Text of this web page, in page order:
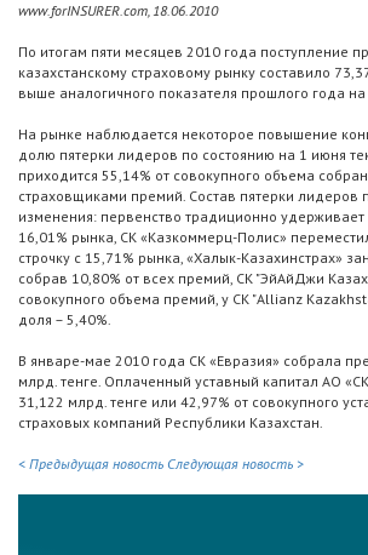
www.forINSURER.com, 18.06.2010
По итогам пяти месяцев 2010 года поступление
казахстанскому страховому рынку составило
выше аналогичного показателя прошлого года на
На рынке наблюдается некоторое повышение
долю пятерки лидеров по состоянию на 1 июня
приходится 55,14% от совокупного объема
страховщиками премий. Состав пятерки лидеров
изменения: первенство традиционно удерживает
16,01% рынка, СК «Казкоммерц-Полис»
строчку с 15,71% рынка, «Халык-Казахинстрах»
собрав 10,80% от всех премий, СК "ЭйАйДжи
совокупного объема премий, у СК "Allianz
доля – 5,40%.
В январе-мае 2010 года СК «Евразия» собрала
млрд. тенге. Оплаченный уставный капитал АО
31,122 млрд. тенге или 42,97% от совокупного
страховых компаний Республики Казахстан.
< Предыдущая новость Следующая новость >